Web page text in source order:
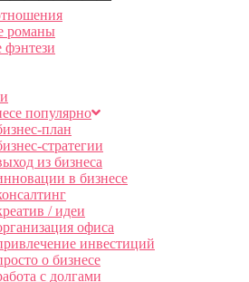
романы
фэнтези
популярно
план
стратегии
из бизнеса
в бизнесе
/ идеи
офиса
инвестиций
о бизнесе
с долгами